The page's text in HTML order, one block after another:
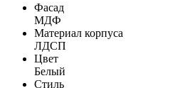
Фасад
МДФ
Материал корпуса
ЛДСП
Цвет
Белый
Стиль